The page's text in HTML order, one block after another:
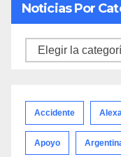
Noticias Por
Noticias
Accidente
Apoyo